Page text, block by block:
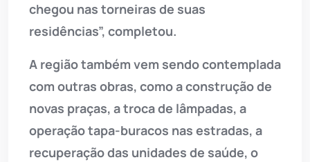
chegou nas torneiras de suas
residências”, completou.
A região também vem sendo contemplada
com outras obras, como a construção de
novas praças, a troca de lâmpadas, a
operação tapa-buracos nas estradas, a
recuperação das unidades de saúde, o